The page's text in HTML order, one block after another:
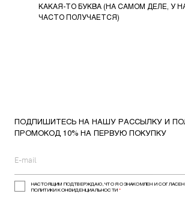
КАКАЯ-ТО БУКВА (НА САМОМ ДЕЛЕ, У
ЧАСТО ПОЛУЧАЕТСЯ)
ПОДПИШИТЕСЬ НА НАШУ РАССЫЛКУ И
ПРОМОКОД 10% НА ПЕРВУЮ ПОКУПКУ
НАСТОЯЩИМ ПОДТВЕРЖДАЮ, ЧТО Я ОЗНАКОМЛЕН И
ПОЛИТИКИ КОНФИДЕНЦИАЛЬНОСТИ*